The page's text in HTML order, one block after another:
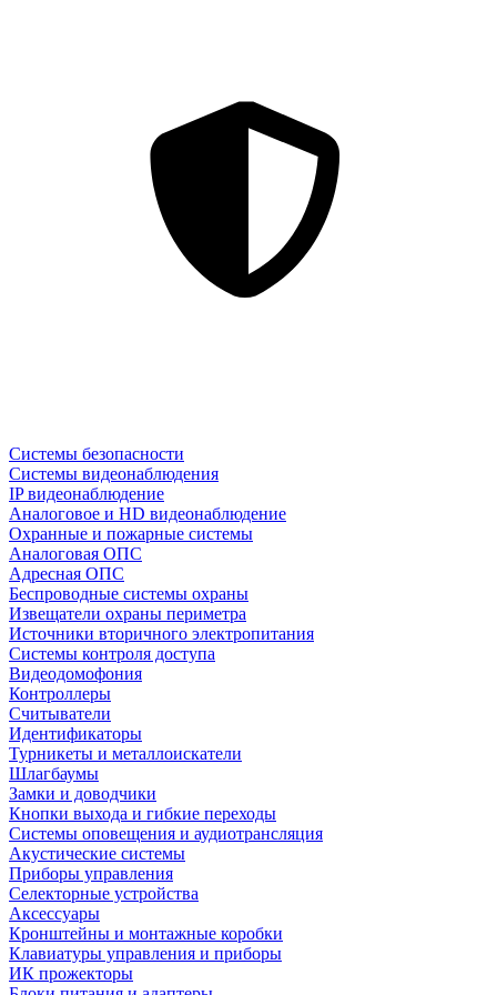
Системы безопасности
Системы видеонаблюдения
IP видеонаблюдение
Аналоговое и HD видеонаблюдение
Охранные и пожарные системы
Аналоговая ОПС
Адресная ОПС
Беспроводные системы охраны
Извещатели охраны периметра
Источники вторичного электропитания
Системы контроля доступа
Видеодомофония
Контроллеры
Считыватели
Идентификаторы
Турникеты и металлоискатели
Шлагбаумы
Замки и доводчики
Кнопки выхода и гибкие переходы
Системы оповещения и аудиотрансляция
Акустические системы
Приборы управления
Селекторные устройства
Аксессуары
Кронштейны и монтажные коробки
Клавиатуры управления и приборы
ИК прожекторы